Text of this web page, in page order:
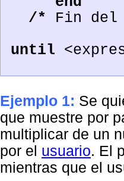
/* Fin del
until
Ejemplo 1: Se
que muestre por
multiplicar de un
por el usuario. El
mientras que el